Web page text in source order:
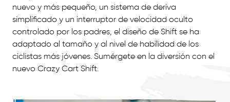
nuevo y más pequeño, un sistema de deriva
simplificado y un interruptor de velocidad oculto
controlado por los padres, el diseño de Shift se ha
adaptado al tamaño y al nivel de habilidad de los
ciclistas más jóvenes. Sumérgete en la diversión con el
nuevo Crazy Cart Shift.